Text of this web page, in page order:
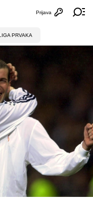
Otvori
Prijava
PRVAKA